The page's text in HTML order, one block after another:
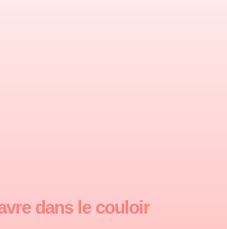
dans le couloir